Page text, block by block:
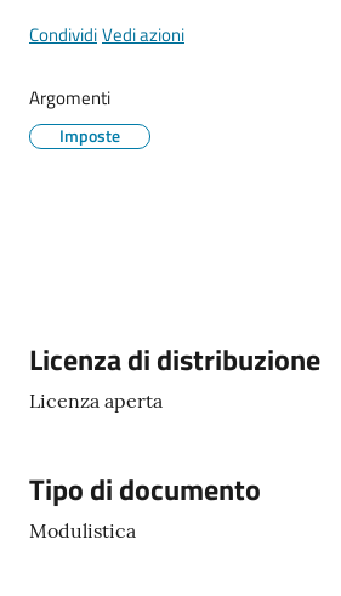
argomenti...
Seguici
CondividiVedi azioni
Argomenti
Imposte
Descrizione
Licenza di distribuzione
Licenza aperta
Tipo di documento
Modulistica